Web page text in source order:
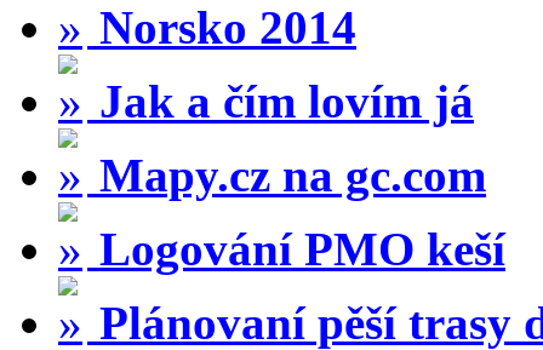
Norsko 2014
Jak a čím lovím já
Mapy.cz na gc.com
Logování PMO keší
Plánovaní pěší trasy